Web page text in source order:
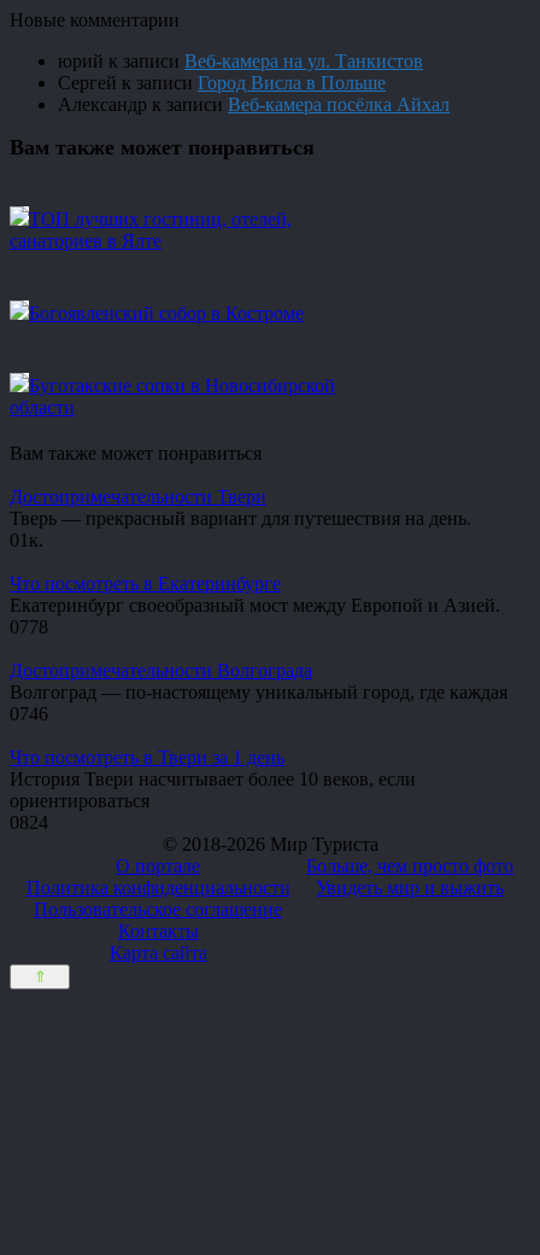
Новые комментарии
юрий к записи Веб-камера на ул. Танкистов
Сергей к записи Город Висла в Польше
Александр к записи Веб-камера посёлка Айхал
Вам также может понравиться
ТОП лучших гостиниц, отелей,
санаториев в Ялте
Богоявленский собор в Костроме
Буготакские сопки в Новосибирской
области
Вам также может понравиться
Достопримечательности Твери
Тверь — прекрасный вариант для путешествия на день.
01к.
Что посмотреть в Екатеринбурге
Екатеринбург своеобразный мост между Европой и Азией.
0778
Достопримечательности Волгограда
Волгоград — по-настоящему уникальный город, где каждая
0746
Что посмотреть в Твери за 1 день
История Твери насчитывает более 10 веков, если
ориентироваться
0824
© 2018-2026 Мир Туриста
О портале
Политика конфиденциальности
Пользовательское соглашение
Контакты
Карта сайта
Больше, чем просто фото
Увидеть мир и выжить